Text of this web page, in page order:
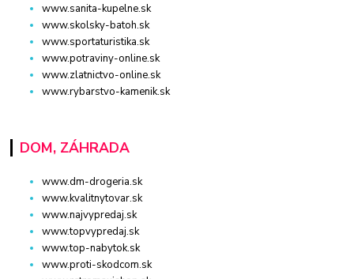
www.sanita-kupelne.sk
www.skolsky-batoh.sk
www.sportaturistika.sk
www.potraviny-online.sk
www.zlatnictvo-online.sk
www.rybarstvo-kamenik.sk
DOM, ZÁHRADA
www.dm-drogeria.sk
www.kvalitnytovar.sk
www.najvypredaj.sk
www.topvypredaj.sk
www.top-nabytok.sk
www.proti-skodcom.sk